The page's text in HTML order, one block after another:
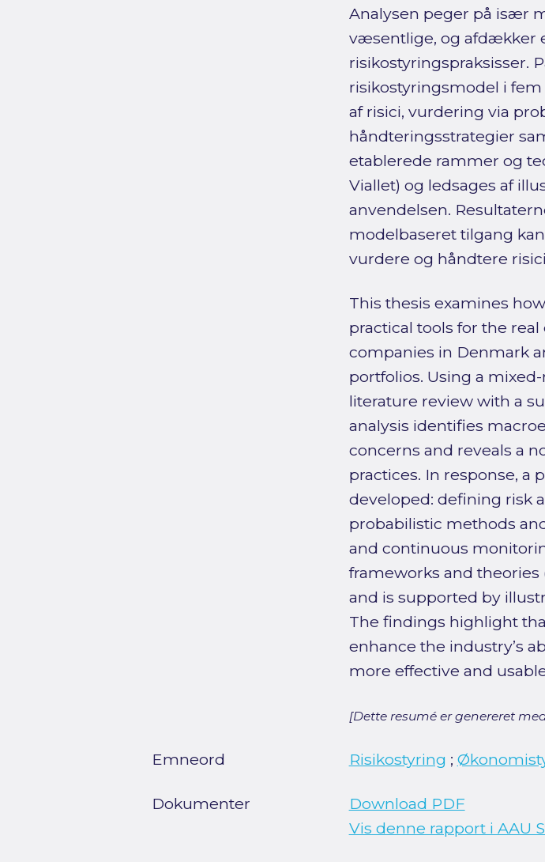
Analysen peger på især
væsentlige, og afdækker
risikostyringspraksisser.
risikostyringsmodel i
af risici, vurdering via
håndteringsstrategier
etablerede rammer og
Viallet) og ledsages af
anvendelsen.
modelbaseret tilgang
vurdere og håndtere
This thesis examines
practical tools for the
companies in Denmark
portfolios. Using a
literature review with a
analysis identifies
concerns and reveals a
practices. In response, a
developed: defining risk
probabilistic methods
and continuous
frameworks and theories
and is supported by
The findings highlight
enhance the industry’s
more effective and
[Dette resumé er genereret
Emneord Risikostyring ;
Dokumenter
Download PDF
Vis denne rapport i AAU